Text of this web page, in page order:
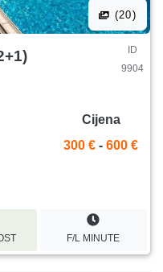
kršćanska obitelj i
villa-
(20)
ID
9904
Cijena
300 € - 600 €
F/L MINUTE